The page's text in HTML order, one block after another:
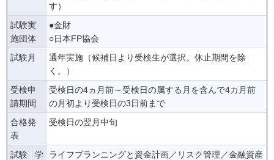
す）
試験実
施団体
●金財
○日本FP協会
試験月
通年実施（候補日より受検生が選択。休止期間を除
く。）
受検申
請期間
受検日の4ヵ月前～受検日の属する月を含んで4カ月前
の月初より受検日の3日前まで
合格発
表
受検日の翌月中旬
試験
学
ライフプランニングと資金計画／リスク管理／金融資産